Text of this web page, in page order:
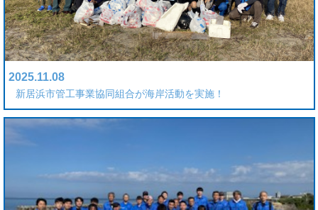
2025.11.08
新居浜市管工事業協同組合が海岸活動を実施！